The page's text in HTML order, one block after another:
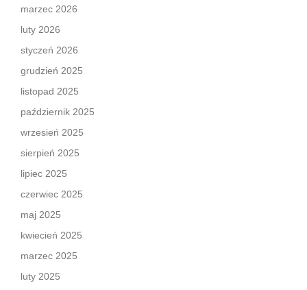
marzec 2026
luty 2026
styczeń 2026
grudzień 2025
listopad 2025
październik 2025
wrzesień 2025
sierpień 2025
lipiec 2025
czerwiec 2025
maj 2025
kwiecień 2025
marzec 2025
luty 2025